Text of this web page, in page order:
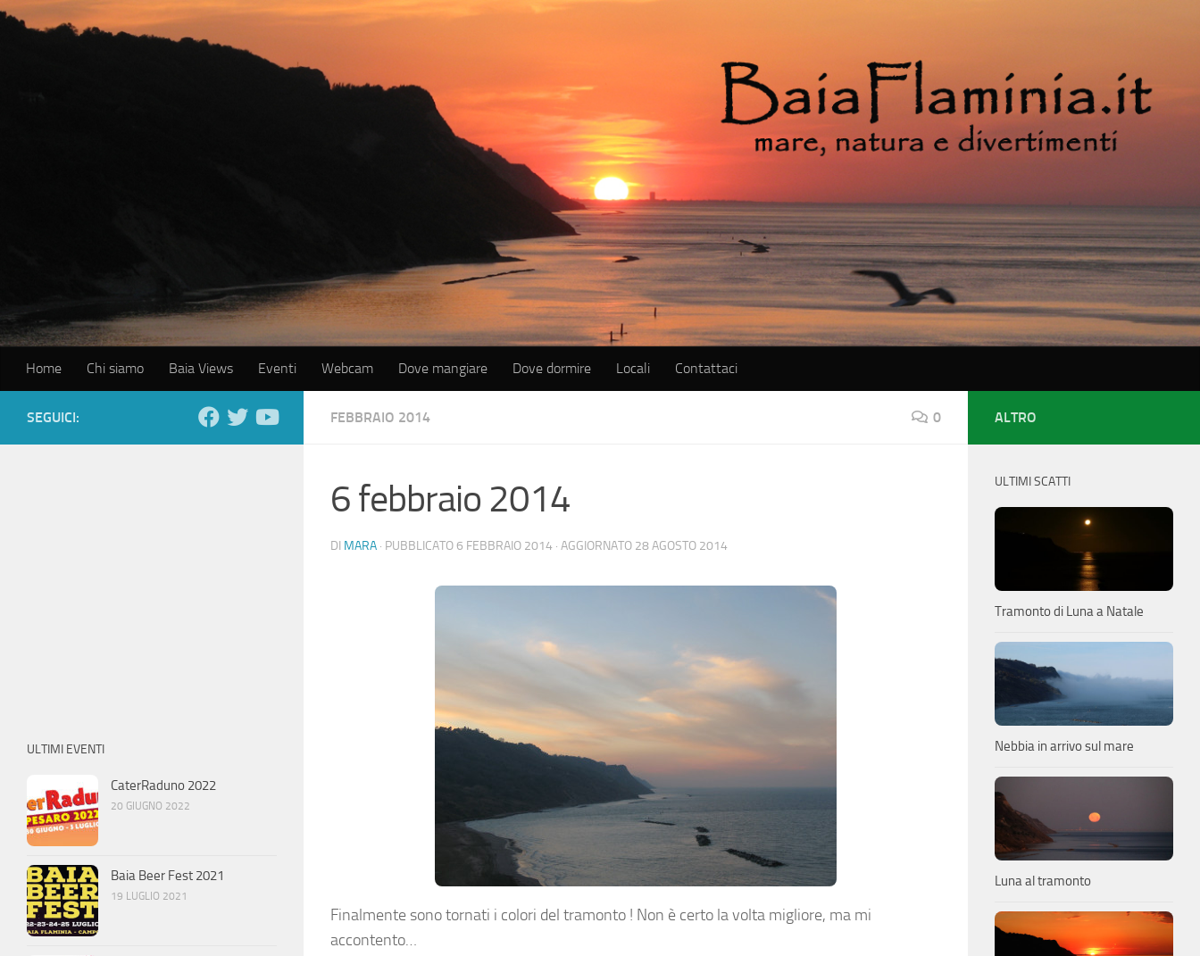
Salta al contenuto
Home Chi siamo Baia Views Eventi Webcam Dove mangiare Dove dormire Locali Contattaci
FEBBRAIO 2014 0
6 febbraio 2014
DI MARA · PUBBLICATO6 FEBBRAIO 2014 · AGGIORNATO 28 AGOSTO 2014
Finalmente sono tornati i colori del tramonto ! Non è certo la volta migliore, ma mi
accontento…
SEGUICI:
ULTIMI EVENTI
CaterRaduno 2022
20 GIUGNO 2022
Baia Beer Fest 2021
19 LUGLIO 2021
ALTRO
ULTIMI SCATTI
Tramonto di Luna a Natale
Nebbia in arrivo sul mare
Luna al tramonto